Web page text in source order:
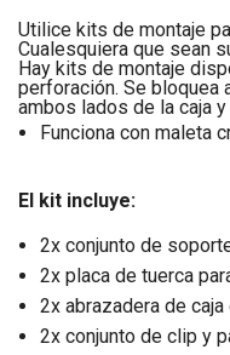
Utilice kits de montaje
Cualesquiera que sean
Hay kits de montaje
perforación. Se bloquea
ambos lados de la caja
Funciona con maleta
El kit incluye:
2x conjunto de
2x placa de tuerca
2x abrazadera de caja
2x conjunto de clip y